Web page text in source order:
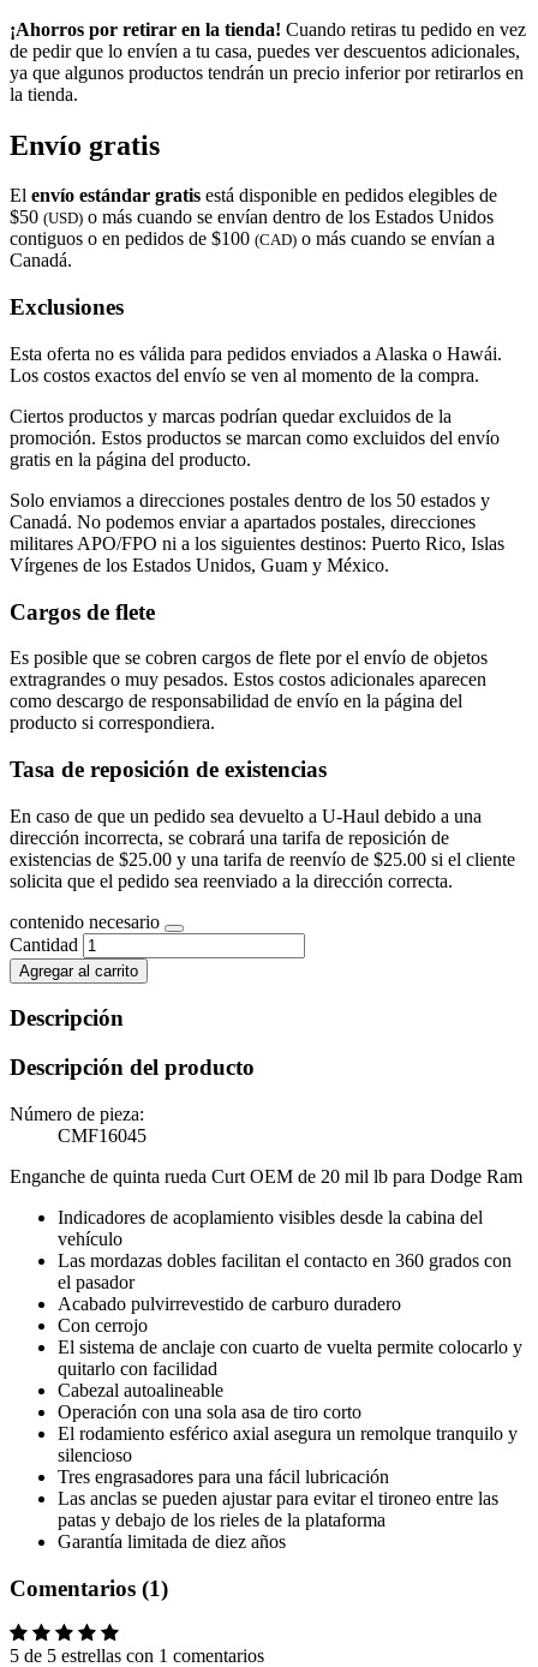
¡Ahorros por retirar en la tienda! Cuando retiras tu pedido en vez
de pedir que lo envíen a tu casa, puedes ver descuentos adicionales,
ya que algunos productos tendrán un precio inferior por retirarlos en
la tienda.
Envío gratis
El envío estándar gratis está disponible en pedidos elegibles de
$50 (USD) o más cuando se envían dentro de los Estados Unidos
contiguos o en pedidos de $100 (CAD) o más cuando se envían a
Canadá.
Exclusiones
Esta oferta no es válida para pedidos enviados a Alaska o Hawái.
Los costos exactos del envío se ven al momento de la compra.
Ciertos productos y marcas podrían quedar excluidos de la
promoción. Estos productos se marcan como excluidos del envío
gratis en la página del producto.
Solo enviamos a direcciones postales dentro de los 50 estados y
Canadá. No podemos enviar a apartados postales, direcciones
militares APO/FPO ni a los siguientes destinos: Puerto Rico, Islas
Vírgenes de los Estados Unidos, Guam y México.
Cargos de flete
Es posible que se cobren cargos de flete por el envío de objetos
extragrandes o muy pesados. Estos costos adicionales aparecen
como descargo de responsabilidad de envío en la página del
producto si correspondiera.
Tasa de reposición de existencias
En caso de que un pedido sea devuelto a U-Haul debido a una
dirección incorrecta, se cobrará una tarifa de reposición de
existencias de $25.00 y una tarifa de reenvío de $25.00 si el cliente
solicita que el pedido sea reenviado a la dirección correcta.
contenido necesario
Cantidad
Agregar al carrito
Descripción
Descripción del producto
Número de pieza:
CMF16045
Enganche de quinta rueda Curt OEM de 20 mil lb para Dodge Ram
Indicadores de acoplamiento visibles desde la cabina del
vehículo
Las mordazas dobles facilitan el contacto en 360 grados con
el pasador
Acabado pulvirrevestido de carburo duradero
Con cerrojo
El sistema de anclaje con cuarto de vuelta permite colocarlo y
quitarlo con facilidad
Cabezal autoalineable
Operación con una sola asa de tiro corto
El rodamiento esférico axial asegura un remolque tranquilo y
silencioso
Tres engrasadores para una fácil lubricación
Las anclas se pueden ajustar para evitar el tironeo entre las
patas y debajo de los rieles de la plataforma
Garantía limitada de diez años
Comentarios (1)
5 de 5 estrellas con 1 comentarios